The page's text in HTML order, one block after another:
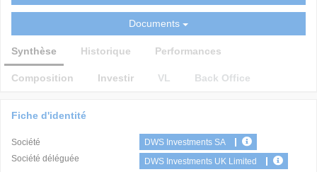
Documents
Synthèse Historique Performances
Composition Investir VL Back Office
Fiche d'identité
Société
DWS Investments SA
Société déléguée
DWS Investments UK Limited